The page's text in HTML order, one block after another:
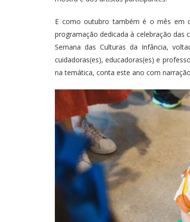
E como outubro também é o mês em
programação dedicada à celebração das
Semana das Culturas da Infância,
cuidadoras(es), educadoras(es) e
na temática, conta este ano com